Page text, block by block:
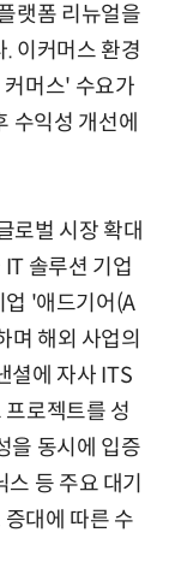
랫폼 리뉴얼을
이커머스 환경
머스' 수요가
수익성 개선에
로벌 시장 확대
솔루션 기업
'애드기어(A
며 해외 사업의
셜에 자사 ITS
로젝트를 성
을 동시에 입증
등 주요 대기
대에 따른 수